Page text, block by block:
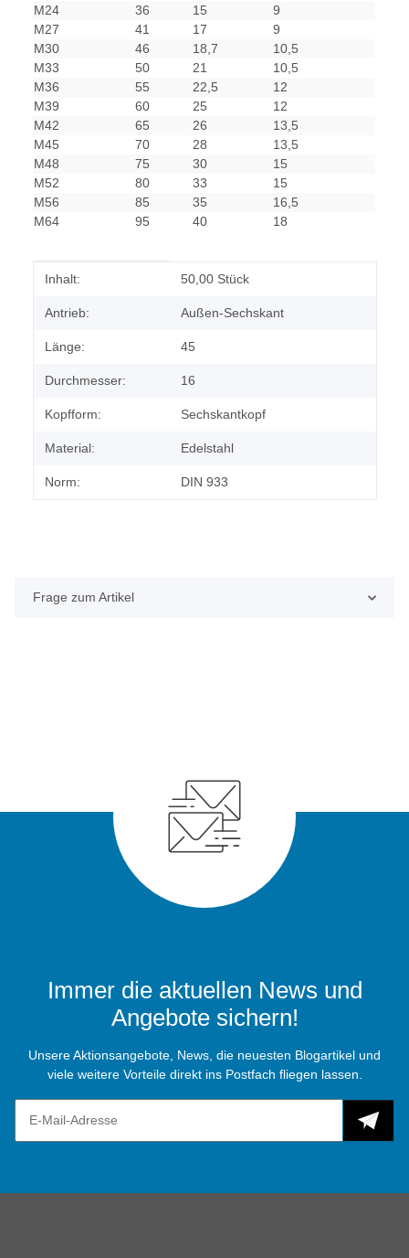
M24
36 15
9
M27
41 17
9
M30
46 18,7
10,5
M33
50 21
10,5
M36
55 22,5
12
M39
60 25
12
M42
65 26
13,5
M45
70 28
13,5
M48
75 30
15
M52
80 33
15
M56
85 35
16,5
M64
95 40 18
Produkteigenschaft
Wert
Inhalt: 50,00 Stück
Antrieb: Außen-Sechskant
Länge: 45
Durchmesser: 16
Kopfform: Sechskantkopf
Material: Edelstahl
Norm: DIN 933
Frage zum Artikel
Immer die aktuellen News und
Angebote sichern!
Unsere Aktionsangebote, News, die neuesten Blogartikel und
viele weitere Vorteile direkt ins Postfach fliegen lassen.